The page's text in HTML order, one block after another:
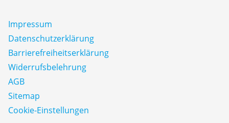
Impressum
Datenschutz­erklärung
Barrierefreiheitserklärung
Widerrufsbelehrung
AGB
Sitemap
Cookie-Einstellungen